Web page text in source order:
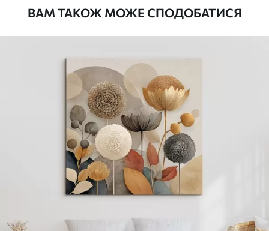
Від290.00грн
Яскраві, насичені кольори
Стійкість до вицвітання
Безпечне чорнило без запаху
Поверхня з текстурою полотна
Екологічний матеріал
грн
Яскраві, насичені кольори
Стійкість до вицвітання
Поверхня з текстурою полотна
ВАМ ТАКОЖ МОЖЕ СПОДОБАТИСЯ